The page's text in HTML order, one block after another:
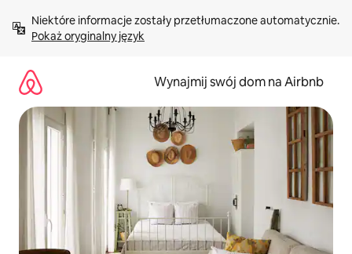
treści Pokaż oryginalny język
Wynajmij swój dom na Airbnb